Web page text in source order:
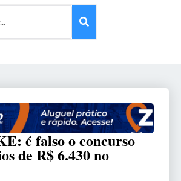
é falso o concurso
de R$ 6.430 no